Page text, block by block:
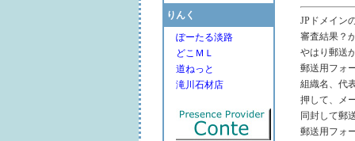
りんく
ぽーたる淡路
どこＭＬ
道ねっと
滝川石材店
JPドメイン
審査結果？
やはり郵送
郵送用フォ
組織名、代
押して、メ
同封して郵
郵送用フォ